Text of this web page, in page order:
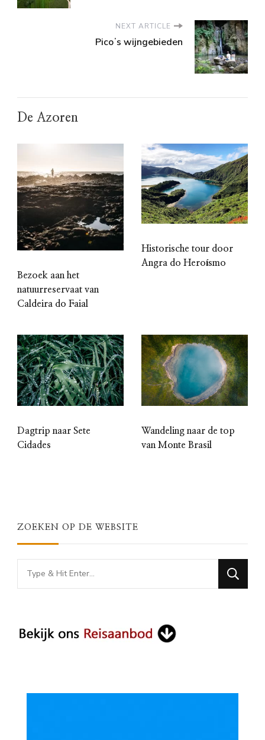
NEXT ARTICLE
Picoʼs wijngebieden
De Azoren
Bezoek aan het
natuurreservaat van
Caldeira do Faial
Historische tour door
Angra do Heroísmo
Dagtrip naar Sete
Cidades
Wandeling naar de top
van Monte Brasil
ZOEKEN OP DE WEBSITE
Looking
for